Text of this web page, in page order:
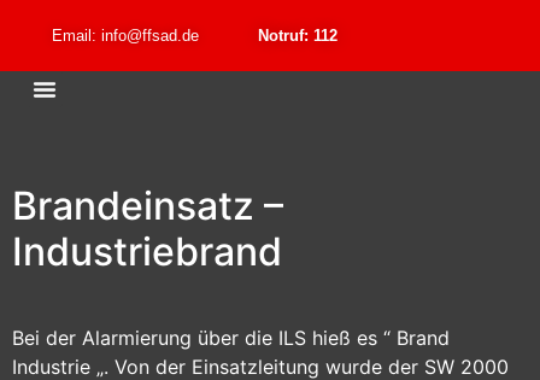
Email: info@ffsad.de Notruf: 112
Brandeinsatz –
Industriebrand
Bei der Alarmierung über die ILS hieß es “ Brand
Industrie „. Von der Einsatzleitung wurde der SW 2000